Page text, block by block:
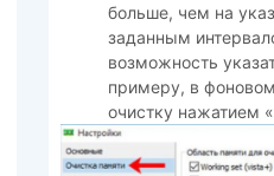
больше, чем на
заданным
возможность
примеру, в
очистку нажатием